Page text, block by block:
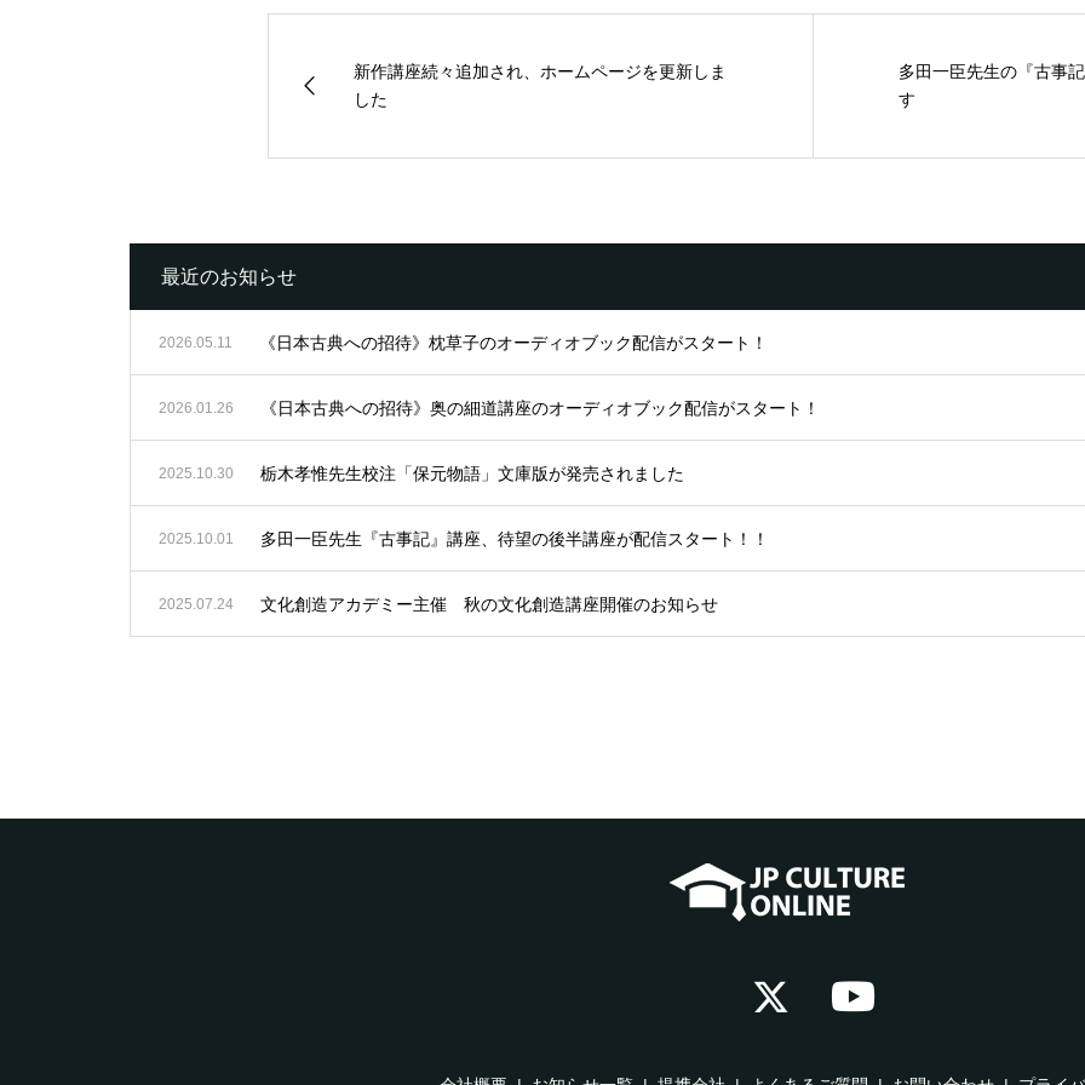
新作講座続々追加され、ホームページを更新しま
した
多田一臣先生の『古事
す
最近のお知らせ
2026.05.11 《日本古典への招待》枕草子のオーディオブック配信がスタート！
2026.01.26 《日本古典への招待》奥の細道講座のオーディオブック配信がスタート！
2025.10.30 栃木孝惟先生校注「保元物語」文庫版が発売されました
2025.10.01 多田一臣先生『古事記』講座、待望の後半講座が配信スタート！！
2025.07.24 文化創造アカデミー主催 秋の文化創造講座開催のお知らせ